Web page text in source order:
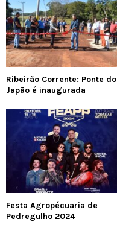
Ribeirão Corrente: Ponte do
Japão é inaugurada
Festa Agropécuaria de
Pedregulho 2024